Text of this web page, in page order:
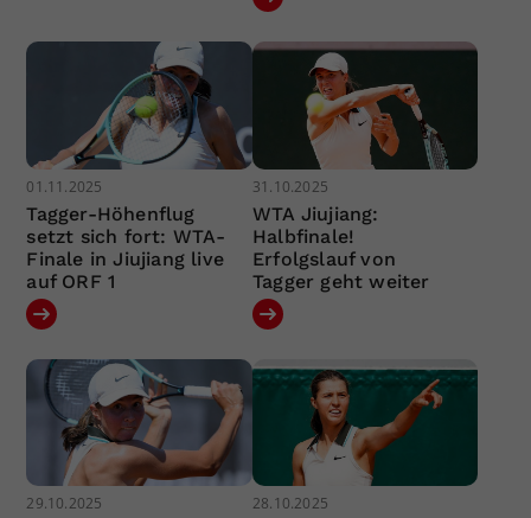
01.11.2025
Tagger-Höhenflug
setzt sich fort: WTA-
Finale in Jiujiang live
auf ORF 1
31.10.2025
WTA Jiujiang:
Halbfinale!
Erfolgslauf von
Tagger geht weiter
29.10.2025 28.10.2025